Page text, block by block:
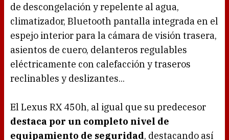
de descongelación y repelente al agua,
climatizador, Bluetooth pantalla integrada en el
espejo interior para la cámara de visión trasera,
asientos de cuero, delanteros regulables
eléctricamente con calefacción y traseros
reclinables y deslizantes...
El Lexus RX 450h, al igual que su predecesor
destaca por un completo nivel de
equipamiento de seguridad, destacando así